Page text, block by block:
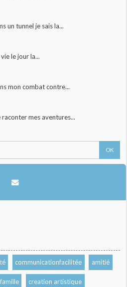
un tunnel je sais la...
le jour la...
mon combat contre...
mes aventures...
communicationfacilitée amitié
famille creation artistique